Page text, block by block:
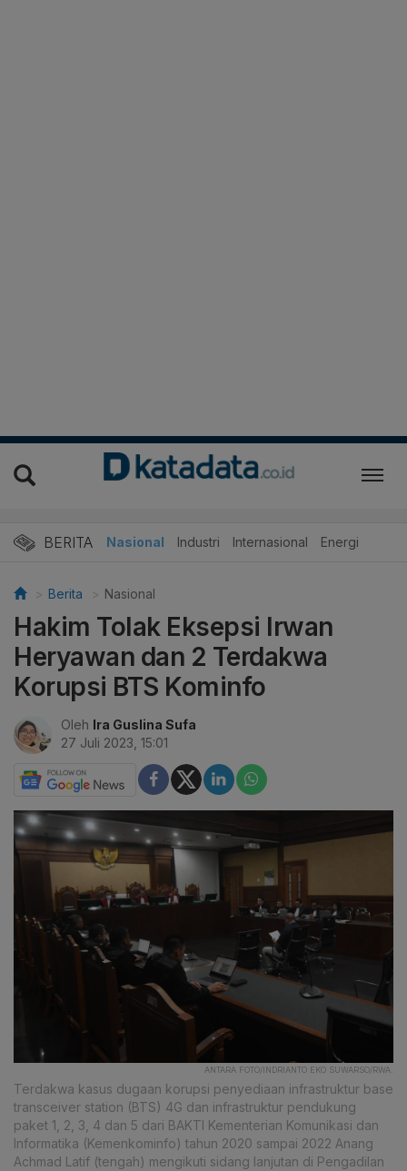
BERITA Nasional Industri Internasional Energi
Berita Nasional
Hakim Tolak Eksepsi Irwan
Heryawan dan 2 Terdakwa
Korupsi BTS Kominfo
Oleh Ira Guslina Sufa
27 Juli 2023, 15:01
ANTARA FOTO/INDRIANTO EKO SUWARSO/RWA.
Terdakwa kasus dugaan korupsi penyediaan infrastruktur base
transceiver station (BTS) 4G dan infrastruktur pendukung
paket 1, 2, 3, 4 dan 5 dari BAKTI Kementerian Komunikasi dan
Informatika (Kemenkominfo) tahun 2020 sampai 2022 Anang
Achmad Latif (tengah) mengikuti sidang lanjutan di Pengadilan